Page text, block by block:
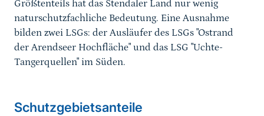
Größtenteils hat das Stendaler Land nur wenig
naturschutzfachliche Bedeutung. Eine Ausnahme
bilden zwei LSGs: der Ausläufer des LSGs "Ostrand
der Arendseer Hochfläche" und das LSG "Uchte-
Tangerquellen" im Süden.
Schutzgebietsanteile